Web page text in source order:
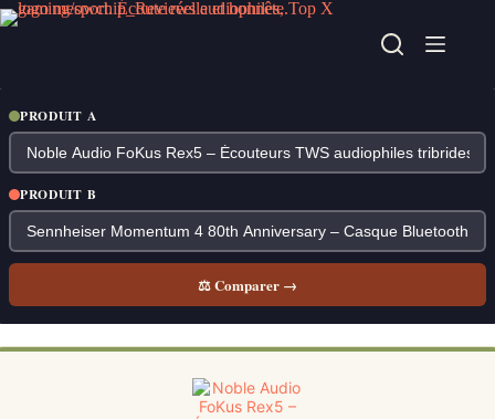
Passer
au
PRODUIT A
PRODUIT B
⚖ Comparer →